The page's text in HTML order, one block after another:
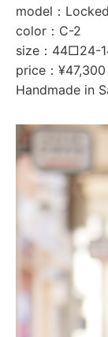
model：
color：C-2
size：44□24-
price：
Handmade in